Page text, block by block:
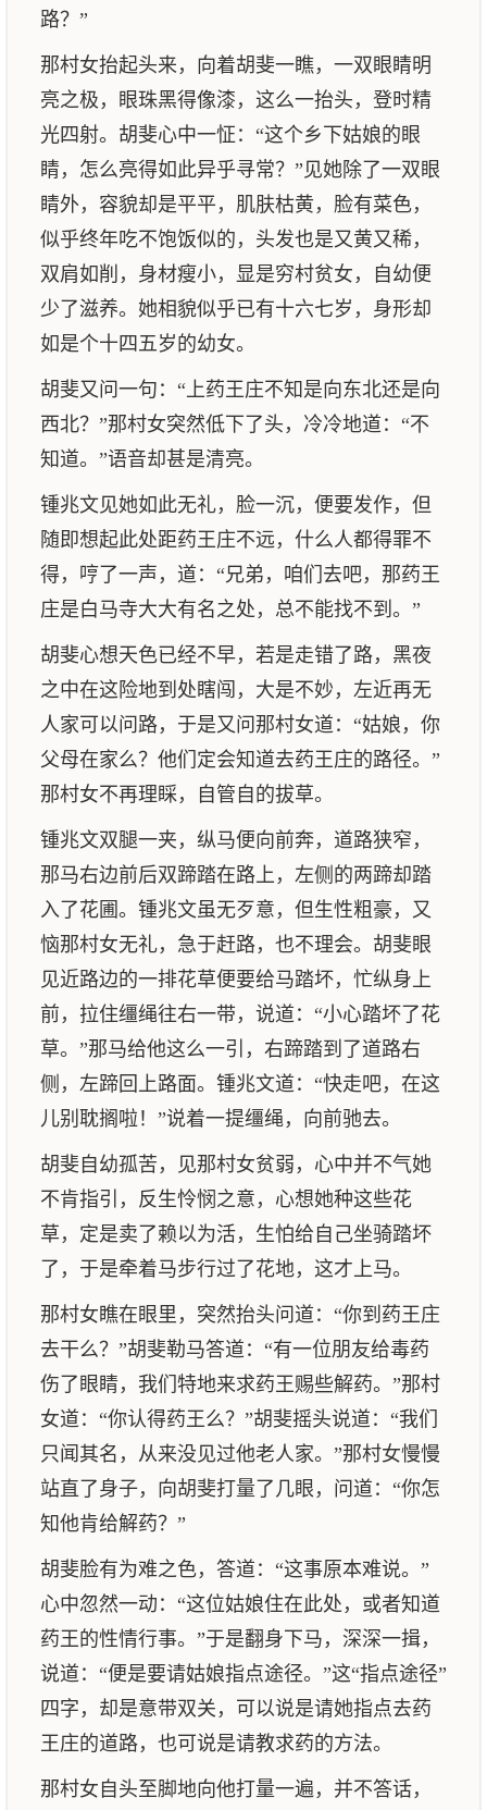
路？”
那村女抬起头来，向着胡斐一瞧，一双眼睛明
亮之极，眼珠黑得像漆，这么一抬头，登时精
光四射。胡斐心中一怔：“这个乡下姑娘的眼
睛，怎么亮得如此异乎寻常？”见她除了一双眼
睛外，容貌却是平平，肌肤枯黄，脸有菜色，
似乎终年吃不饱饭似的，头发也是又黄又稀，
双肩如削，身材瘦小，显是穷村贫女，自幼便
少了滋养。她相貌似乎已有十六七岁，身形却
如是个十四五岁的幼女。
胡斐又问一句：“上药王庄不知是向东北还是向
西北？”那村女突然低下了头，冷冷地道：“不
知道。”语音却甚是清亮。
锺兆文见她如此无礼，脸一沉，便要发作，但
随即想起此处距药王庄不远，什么人都得罪不
得，哼了一声，道：“兄弟，咱们去吧，那药王
庄是白马寺大大有名之处，总不能找不到。”
胡斐心想天色已经不早，若是走错了路，黑夜
之中在这险地到处瞎闯，大是不妙，左近再无
人家可以问路，于是又问那村女道：“姑娘，你
父母在家么？他们定会知道去药王庄的路径。”
那村女不再理睬，自管自的拔草。
锺兆文双腿一夹，纵马便向前奔，道路狭窄，
那马右边前后双蹄踏在路上，左侧的两蹄却踏
入了花圃。锺兆文虽无歹意，但生性粗豪，又
恼那村女无礼，急于赶路，也不理会。胡斐眼
见近路边的一排花草便要给马踏坏，忙纵身上
前，拉住缰绳往右一带，说道：“小心踏坏了花
草。”那马给他这么一引，右蹄踏到了道路右
侧，左蹄回上路面。锺兆文道：“快走吧，在这
儿别耽搁啦！”说着一提缰绳，向前驰去。
胡斐自幼孤苦，见那村女贫弱，心中并不气她
不肯指引，反生怜悯之意，心想她种这些花
草，定是卖了赖以为活，生怕给自己坐骑踏坏
了，于是牵着马步行过了花地，这才上马。
那村女瞧在眼里，突然抬头问道：“你到药王庄
去干么？”胡斐勒马答道：“有一位朋友给毒药
伤了眼睛，我们特地来求药王赐些解药。”那村
女道：“你认得药王么？”胡斐摇头说道：“我们
只闻其名，从来没见过他老人家。”那村女慢慢
站直了身子，向胡斐打量了几眼，问道：“你怎
知他肯给解药？”
胡斐脸有为难之色，答道：“这事原本难说。”
心中忽然一动：“这位姑娘住在此处，或者知道
药王的性情行事。”于是翻身下马，深深一揖，
说道：“便是要请姑娘指点途径。”这“指点途径”
四字，却是意带双关，可以说是请她指点去药
王庄的道路，也可说是请教求药的方法。
那村女自头至脚地向他打量一遍，并不答话，